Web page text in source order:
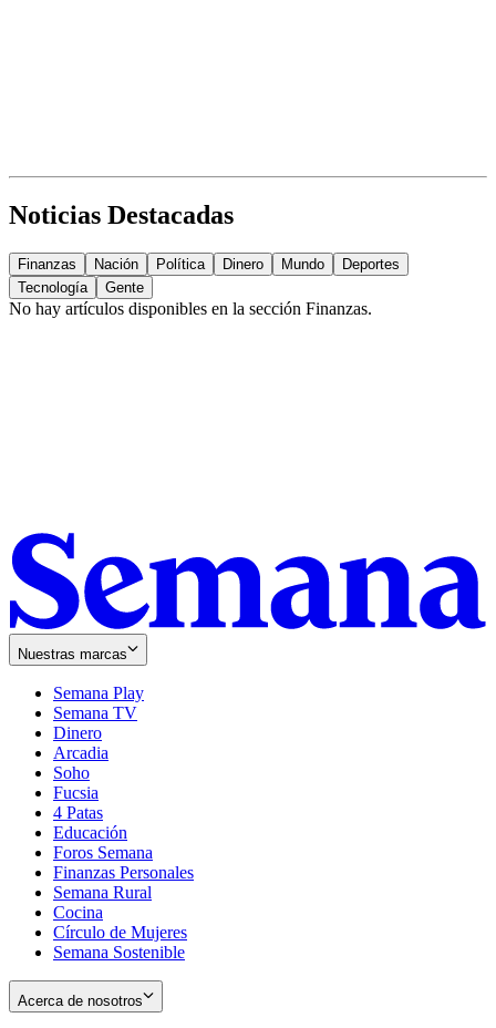
Noticias Destacadas
Finanzas Nación Política Dinero Mundo
Deportes
Tecnología
Gente
No hay artículos disponibles en la sección Finanzas.
Nuestras marcas
Semana Play
Semana TV
Dinero
Arcadia
Soho
in
new
window
Fucsia
in
new
window
4 Patas
Educación
Foros Semana
Finanzas Personales
Semana Rural
Cocina
Círculo de Mujeres
Semana Sostenible
Acerca de nosotros